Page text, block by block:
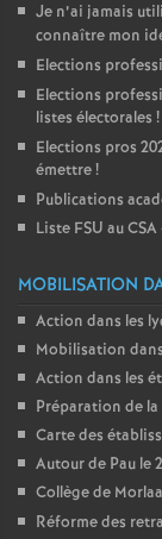
Je n’ai jamais
connaître mon
Elections
Elections
listes électorales !
Elections pros
émettre!
Publications
Liste FSU au
MOBILISATION
Action dans les
Mobilisation
Action dans les
Préparation de
Carte des
Autour de Pau le
Collège de
Réforme des